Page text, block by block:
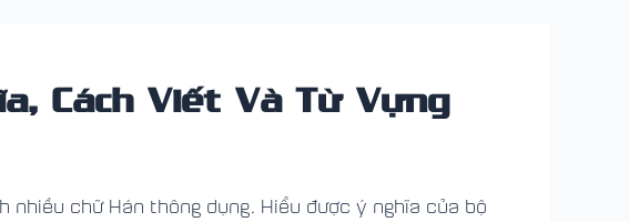
Cách Viết Và Từ Vựng
chữ Hán thông dụng. Hiểu được ý nghĩa của bộ